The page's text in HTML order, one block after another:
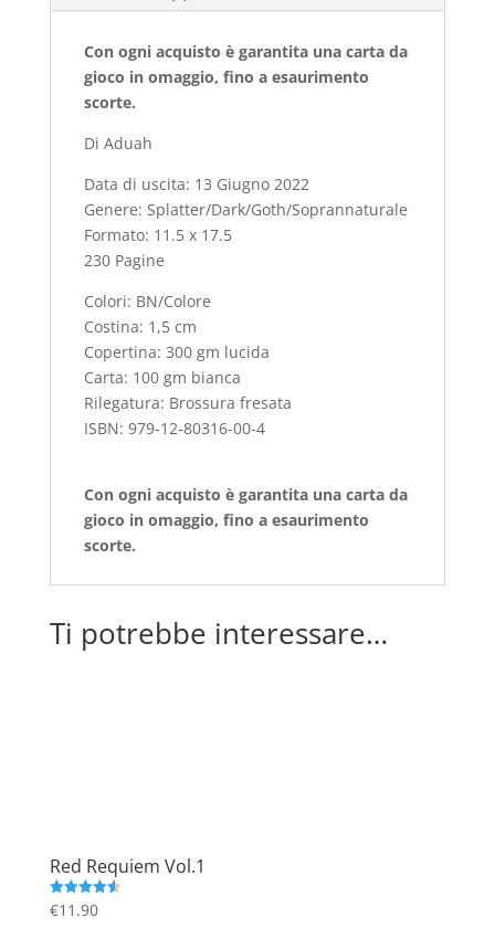
Con ogni acquisto è garantita una carta da
gioco in omaggio, fino a esaurimento
scorte.
Di Aduah
Data di uscita: 13 Giugno 2022
Genere: Splatter/Dark/Goth/Soprannaturale
Formato: 11.5 x 17.5
230 Pagine
Colori: BN/Colore
Costina: 1,5 cm
Copertina: 300 gm lucida
Carta: 100 gm bianca
Rilegatura: Brossura fresata
ISBN: 979-12-80316-00-4
Con ogni acquisto è garantita una carta da
gioco in omaggio, fino a esaurimento
scorte.
Ti potrebbe interessare…
Red Requiem Vol.1
Valutato
4.60
€11.90